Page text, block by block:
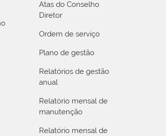
Atas do Conselho
Diretor
Ordem de serviço
Plano de gestão
Relatórios de gestão
anual
Relatório mensal de
manutenção
Relatório mensal de